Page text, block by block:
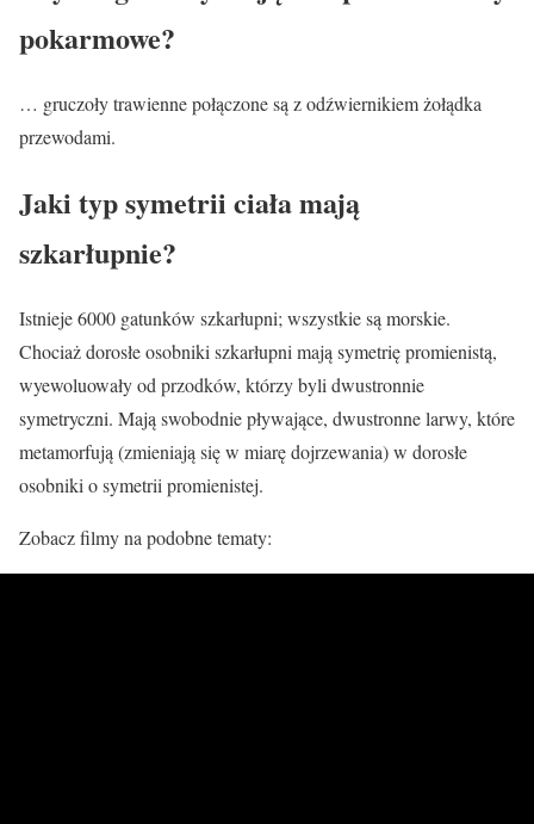
pokarmowe?
… gruczoły trawienne połączone są z odźwiernikiem żołądka
przewodami.
Jaki typ symetrii ciała mają
szkarłupnie?
Istnieje 6000 gatunków szkarłupni; wszystkie są morskie.
Chociaż dorosłe osobniki szkarłupni mają symetrię promienistą,
wyewoluowały od przodków, którzy byli dwustronnie
symetryczni. Mają swobodnie pływające, dwustronne larwy, które
metamorfują (zmieniają się w miarę dojrzewania) w dorosłe
osobniki o symetrii promienistej.
Zobacz filmy na podobne tematy: